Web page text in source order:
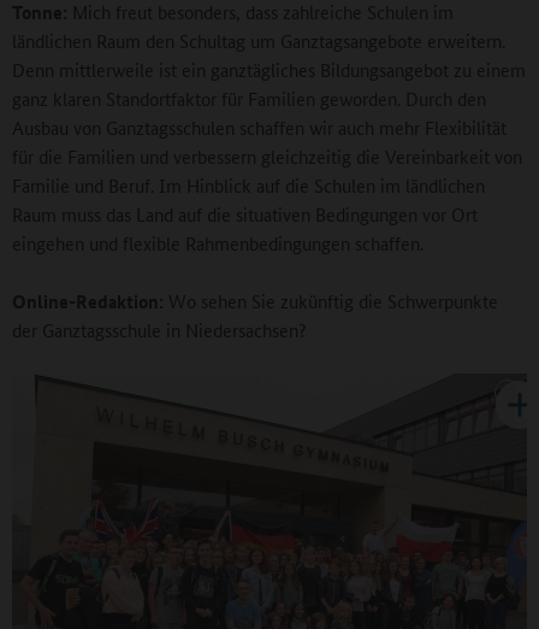
Tonne: Mich freut besonders, dass zahlreiche Schulen im
ländlichen Raum den Schultag um Ganztagsangebote erweitern.
Denn mittlerweile ist ein ganztägliches Bildungsangebot zu einem
ganz klaren Standortfaktor für Familien geworden. Durch den
Ausbau von Ganztagsschulen schaffen wir auch mehr Flexibilität
für die Familien und verbessern gleichzeitig die Vereinbarkeit von
Familie und Beruf. Im Hinblick auf die Schulen im ländlichen
Raum muss das Land auf die situativen Bedingungen vor Ort
eingehen und flexible Rahmenbedingungen schaffen.
Online-Redaktion: Wo sehen Sie zukünftig die Schwerpunkte
der Ganztagsschule in Niedersachsen?